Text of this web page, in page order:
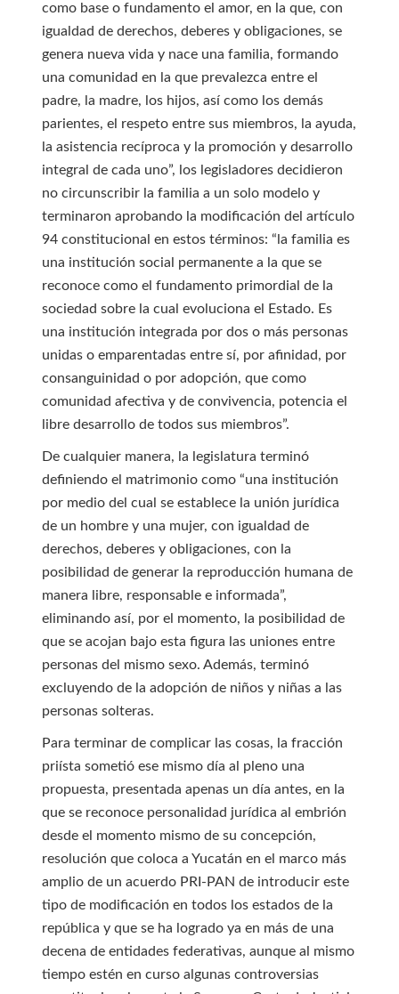
como base o fundamento el amor, en la que, con
igualdad de derechos, deberes y obligaciones, se
genera nueva vida y nace una familia, formando
una comunidad en la que prevalezca entre el
padre, la madre, los hijos, así como los demás
parientes, el respeto entre sus miembros, la ayuda,
la asistencia recíproca y la promoción y desarrollo
integral de cada uno”, los legisladores decidieron
no circunscribir la familia a un solo modelo y
terminaron aprobando la modificación del artículo
94 constitucional en estos términos: “la familia es
una institución social permanente a la que se
reconoce como el fundamento primordial de la
sociedad sobre la cual evoluciona el Estado. Es
una institución integrada por dos o más personas
unidas o emparentadas entre sí, por afinidad, por
consanguinidad o por adopción, que como
comunidad afectiva y de convivencia, potencia el
libre desarrollo de todos sus miembros”.
De cualquier manera, la legislatura terminó
definiendo el matrimonio como “una institución
por medio del cual se establece la unión jurídica
de un hombre y una mujer, con igualdad de
derechos, deberes y obligaciones, con la
posibilidad de generar la reproducción humana de
manera libre, responsable e informada”,
eliminando así, por el momento, la posibilidad de
que se acojan bajo esta figura las uniones entre
personas del mismo sexo. Además, terminó
excluyendo de la adopción de niños y niñas a las
personas solteras.
Para terminar de complicar las cosas, la fracción
priísta sometió ese mismo día al pleno una
propuesta, presentada apenas un día antes, en la
que se reconoce personalidad jurídica al embrión
desde el momento mismo de su concepción,
resolución que coloca a Yucatán en el marco más
amplio de un acuerdo PRI-PAN de introducir este
tipo de modificación en todos los estados de la
república y que se ha logrado ya en más de una
decena de entidades federativas, aunque al mismo
tiempo estén en curso algunas controversias